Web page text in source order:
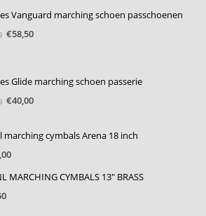
Vanguard marching schoen passchoenen
Oorspronkelijke
€58,50Huidige
Glide marching schoen passerie
Oorspronkelijke
€60,00.
€40,00Huidige
€40,00.
marching cymbals Arena 18 inch
MARCHING CYMBALS 13" BRASS